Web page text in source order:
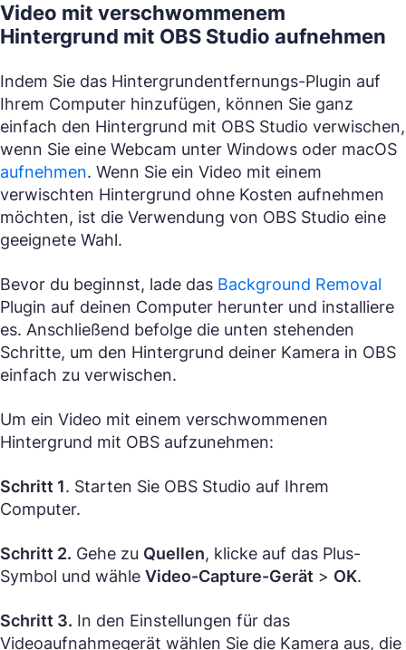
Video mit verschwommenem
Hintergrund mit OBS Studio aufnehmen
Indem Sie das Hintergrundentfernungs-Plugin auf
Ihrem Computer hinzufügen, können Sie ganz
einfach den Hintergrund mit OBS Studio verwischen,
wenn Sie eine Webcam unter Windows oder macOS
aufnehmen. Wenn Sie ein Video mit einem
verwischten Hintergrund ohne Kosten aufnehmen
möchten, ist die Verwendung von OBS Studio eine
geeignete Wahl.
Bevor du beginnst, lade das Background Removal
Plugin auf deinen Computer herunter und installiere
es. Anschließend befolge die unten stehenden
Schritte, um den Hintergrund deiner Kamera in OBS
einfach zu verwischen.
Um ein Video mit einem verschwommenen
Hintergrund mit OBS aufzunehmen:
Schritt 1. Starten Sie OBS Studio auf Ihrem
Computer.
Schritt 2. Gehe zu Quellen, klicke auf das Plus-
Symbol und wähle Video-Capture-Gerät > OK.
Schritt 3. In den Einstellungen für das
Videoaufnahmegerät wählen Sie die Kamera aus, die